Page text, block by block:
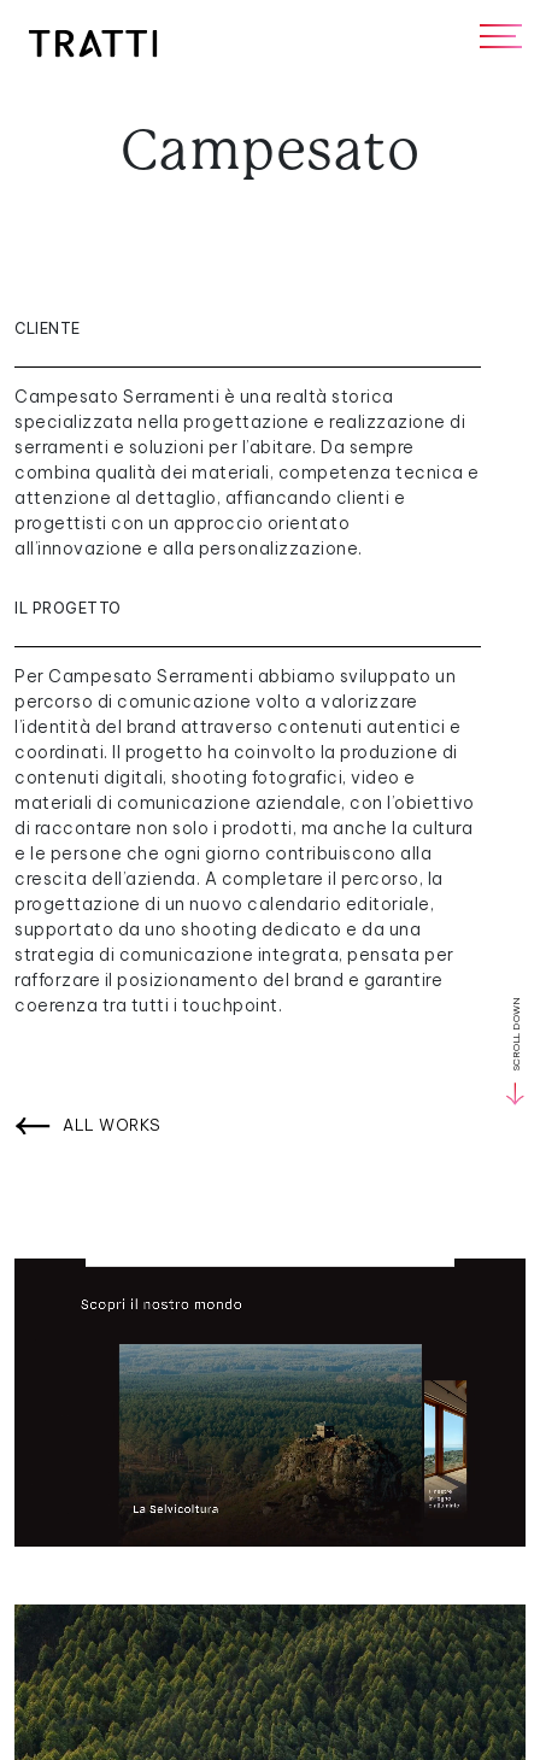
Campesato
CLIENTE
Campesato Serramenti è una realtà storica
specializzata nella progettazione e realizzazione di
serramenti e soluzioni per l’abitare. Da sempre
combina qualità dei materiali, competenza tecnica e
attenzione al dettaglio, affiancando clienti e
progettisti con un approccio orientato
all’innovazione e alla personalizzazione.
IL PROGETTO
Per Campesato Serramenti abbiamo sviluppato un
percorso di comunicazione volto a valorizzare
l’identità del brand attraverso contenuti autentici e
coordinati. Il progetto ha coinvolto la produzione di
contenuti digitali, shooting fotografici, video e
materiali di comunicazione aziendale, con l’obiettivo
di raccontare non solo i prodotti, ma anche la cultura
e le persone che ogni giorno contribuiscono alla
crescita dell’azienda. A completare il percorso, la
progettazione di un nuovo calendario editoriale,
supportato da uno shooting dedicato e da una
strategia di comunicazione integrata, pensata per
rafforzare il posizionamento del brand e garantire
coerenza tra tutti i touchpoint.
SCROLL DOWN
ALL WORKS